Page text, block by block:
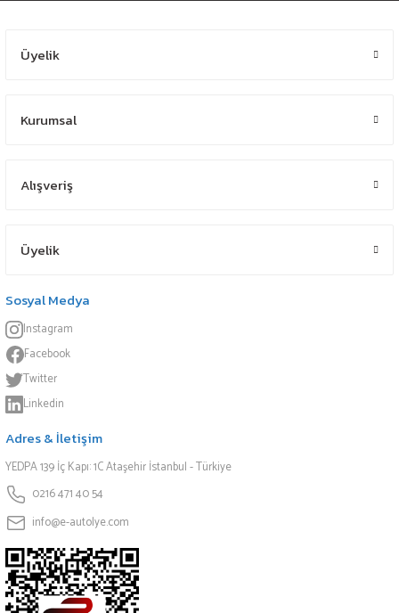
Üyelik
Kurumsal
Alışveriş
Üyelik
Sosyal Medya
Instagram
Facebook
Twitter
Linkedin
Adres & İletişim
YEDPA 139 İç Kapı: 1C Ataşehir İstanbul - Türkiye
0216 471 40 54
info@e-autolye.com